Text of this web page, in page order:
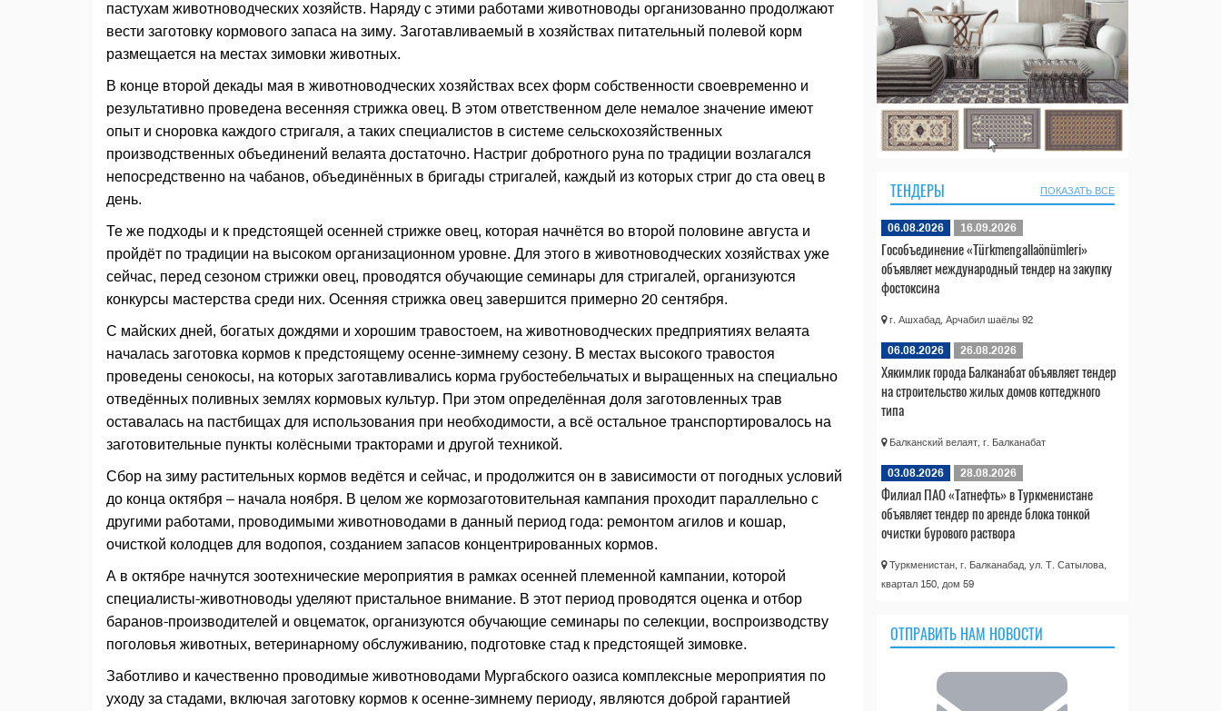
пастухам животноводческих хозяйств. Наряду с этими работами животноводы организованно продолжают
вести заготовку кормового запаса на зиму. Заготавливаемый в хозяйствах питательный полевой корм
размещается на местах зимовки животных.
В конце второй декады мая в животноводческих хозяйствах всех форм собственности своевременно и
результативно проведена весенняя стрижка овец. В этом ответственном деле немалое значение имеют
опыт и сноровка каждого стригаля, а таких специалистов в системе сельскохозяйственных
производственных объединений велаята достаточно. Настриг добротного руна по традиции возлагался
непосредственно на чабанов, объединённых в бригады стригалей, каждый из которых стриг до ста овец в
день.
Те же подходы и к предстоящей осенней стрижке овец, которая начнётся во второй половине августа и
пройдёт по традиции на высоком организационном уровне. Для этого в животноводческих хозяйствах уже
сейчас, перед сезоном стрижки овец, проводятся обучающие семинары для стригалей, организуются
конкурсы мастерства среди них. Осенняя стрижка овец завершится примерно 20 сентября.
С майских дней, богатых дождями и хорошим травостоем, на животноводческих предприятиях велаята
началась заготовка кормов к предстоящему осенне-зимнему сезону. В местах высокого травостоя
проведены сенокосы, на которых заготавливались корма грубостебельчатых и выращенных на специально
отведённых поливных землях кормовых культур. При этом определённая доля заготовленных трав
оставалась на пастбищах для использования при необходимости, а всё остальное транспортировалось на
заготовительные пункты колёсными тракторами и другой техникой.
Сбор на зиму растительных кормов ведётся и сейчас, и продолжится он в зависимости от погодных условий
до конца октября – начала ноября. В целом же кормозаготовительная кампания проходит параллельно с
другими работами, проводимыми животноводами в данный период года: ремонтом агилов и кошар,
очисткой колодцев для водопоя, созданием запасов концентрированных кормов.
А в октябре начнутся зоотехнические мероприятия в рамках осенней племенной кампании, которой
специалисты-животноводы уделяют пристальное внимание. В этот период проводятся оценка и отбор
баранов-производителей и овцематок, организуются обучающие семинары по селекции, воспроизводству
поголовья животных, ветеринарному обслуживанию, подготовке стад к предстоящей зимовке.
Заботливо и качественно проводимые животноводами Мургабского оазиса комплексные мероприятия по
уходу за стадами, включая заготовку кормов к осенне-зимнему периоду, являются доброй гарантией
ТЕНДЕРЫ ПОКАЗАТЬ ВСЕ
06.08.2026 16.09.2026
Гособъединение «Türkmengallaönümleri»
объявляет международный тендер на закупку
фостоксина
г. Ашхабад, Арчабил шаёлы 92
06.08.2026 26.08.2026
Хякимлик города Балканабат объявляет тендер
на строительство жилых домов коттеджного
типа
Балканский велаят, г. Балканабат
03.08.2026 28.08.2026
Филиал ПАО «Татнефть» в Туркменистане
объявляет тендер по аренде блока тонкой
очистки бурового раствора
Туркменистан, г. Балканабад, ул. Т. Сатылова,
квартал 150, дом 59
ОТПРАВИТЬ НАМ НОВОСТИ